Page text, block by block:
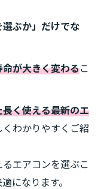
ぶか」だけでな
が大きく変わるこ
く使える最新のエ
くわかりやすくご紹
エアコンを選ぶこ
になります。